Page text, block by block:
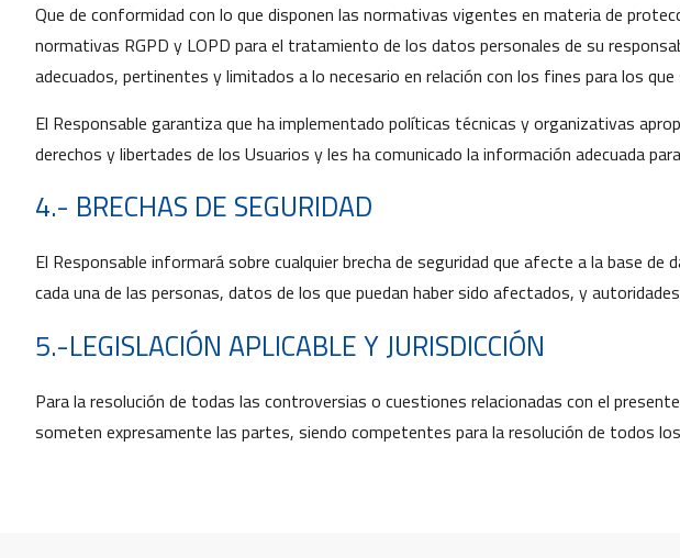
Que de conformidad con lo que disponen las normativas vigentes en materia de
normativas RGPD y LOPD para el tratamiento de los datos personales de su
adecuados, pertinentes y limitados a lo necesario en relación con los fines para los
El Responsable garantiza que ha implementado políticas técnicas y organizativas
derechos y libertades de los Usuarios y les ha comunicado la información adecuada
4.- BRECHAS DE SEGURIDAD
El Responsable informará sobre cualquier brecha de seguridad que afecte a la base
cada una de las personas, datos de los que puedan haber sido afectados, y
5.-LEGISLACIÓN APLICABLE Y JURISDICCIÓN
Para la resolución de todas las controversias o cuestiones relacionadas con el
someten expresamente las partes, siendo competentes para la resolución de todos